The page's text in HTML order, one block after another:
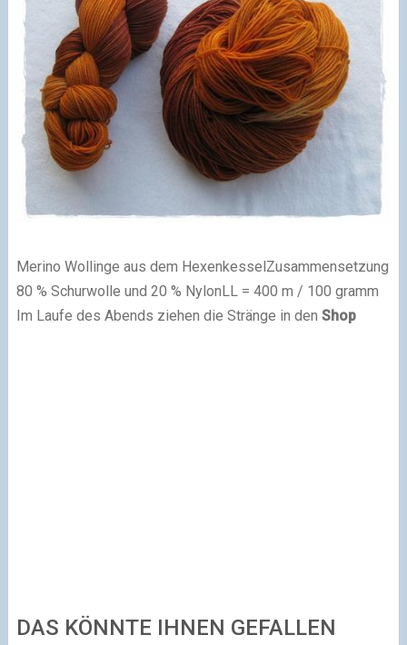
Merino Wollinge aus dem HexenkesselZusammensetzung
80 % Schurwolle und 20 % NylonLL = 400 m / 100 gramm
Im Laufe des Abends ziehen die Stränge in den Shop
DAS KÖNNTE IHNEN GEFALLEN